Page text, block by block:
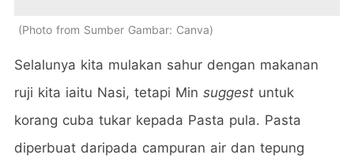
Photo from Sumber Gambar: Canva
Selalunya kita mulakan sahur dengan makanan
ruji kita iaitu Nasi, tetapi Min suggest untuk
korang cuba tukar kepada Pasta pula. Pasta
diperbuat daripada campuran air dan tepung